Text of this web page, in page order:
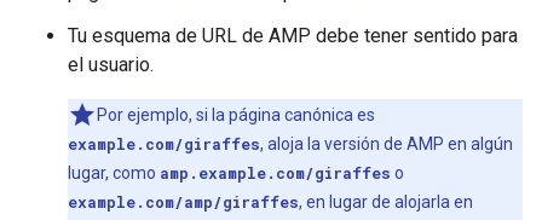
Tu esquema de URL de AMP debe tener sentido para
el usuario.
Por ejemplo, si la página canónica es
example.com/giraffes, aloja la versión de AMP en algún
lugar, como amp.example.com/giraffes o
example.com/amp/giraffes, en lugar de alojarla en